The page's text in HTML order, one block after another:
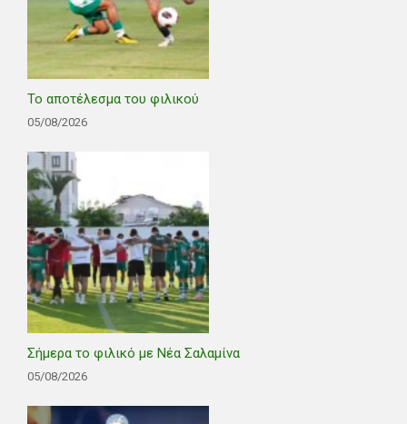
Το αποτέλεσμα του φιλικού
05/08/2026
Σήμερα το φιλικό με Νέα Σαλαμίνα
05/08/2026